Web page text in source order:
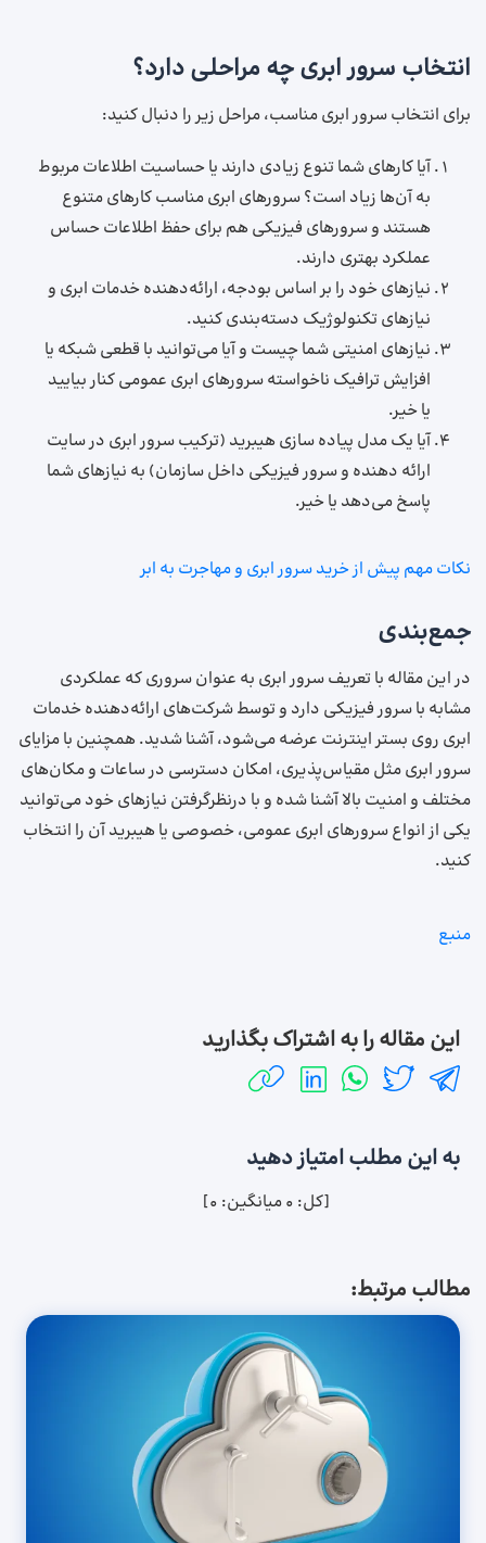
انتخاب سرور ابری چه مراحلی دارد؟
برای انتخاب سرور ابری مناسب، مراحل زیر را دنبال کنید:
آیا کارهای شما تنوع زیادی دارند یا حساسیت اطلاعات مربوط
به آن‌ها زیاد است؟ سرورهای ابری مناسب کارهای متنوع
هستند و سرورهای فیزیکی هم برای حفظ اطلاعات حساس
عملکرد بهتری دارند.
نیازهای خود را بر اساس بودجه، ارائه‌دهنده خدمات ابری و
نیازهای تکنولوژیک دسته‌بندی کنید.
نیازهای امنیتی شما چیست و آیا می‌توانید با قطعی شبکه یا
افزایش ترافیک ناخواسته سرورهای ابری عمومی کنار بیایید
یا خیر.
آیا یک مدل پیاده سازی هیبرید (ترکیب سرور ابری در سایت
ارائه دهنده و سرور فیزیکی داخل سازمان) به نیازهای شما
پاسخ می‌دهد یا خیر.
نکات مهم پیش از خرید سرور ابری و مهاجرت به ابر
جمع‌بندی
در این مقاله با تعریف سرور ابری به عنوان سروری که عملکردی
مشابه با سرور فیزیکی دارد و توسط شرکت‌های ارائه‌دهنده خدمات
ابری روی بستر اینترنت عرضه می‌شود، آشنا شدید. همچنین با مزایای
سرور ابری مثل مقیاس‌پذیری، امکان دسترسی در ساعات و مکان‌های
مختلف و امنیت بالا آشنا شده و با درنظرگرفتن نیازهای خود می‌توانید
یکی از انواع سرورهای ابری عمومی، خصوصی یا هیبرید آن را انتخاب
کنید.
منبع
این مقاله را به اشتراک بگذارید
به این مطلب امتیاز دهید
[کل: 0میانگین: 0
]
مطالب مرتبط: